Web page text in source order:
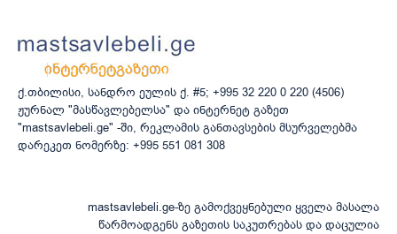
ქ.თბილისი, სანდრო ეულის ქ. #5; +995 32 220 0 220 (4506)
ჟურნალ "მასწავლებელსა" და ინტერნეტ გაზეთ
"mastsavlebeli.ge" -ში, რეკლამის განთავსების მსურველებმა
დარეკეთ ნომერზე: +995 551 081 308
mastsavlebeli.ge-ზე გამოქვეყნებული ყველა მასალა
წარმოადგენს გაზეთის საკუთრებას და დაცულია